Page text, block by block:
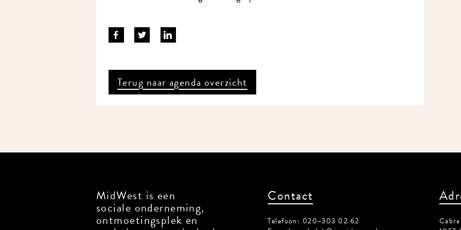
Terug naar agenda overzicht
MidWest is een
sociale onderneming,
ontmoetingsplek en
Contact
Telefoon: 020–303 02 62